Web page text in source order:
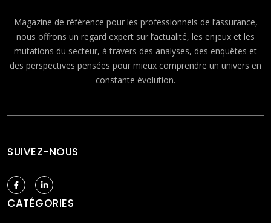
Magazine de référence pour les professionnels de l’assurance,
nous offrons un regard expert sur l’actualité, les enjeux et les
mutations du secteur, à travers des analyses, des enquêtes et
des perspectives pensées pour mieux comprendre un univers en
constante évolution.
SUIVEZ-NOUS
CATÉGORIES